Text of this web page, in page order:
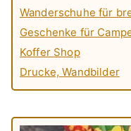
Wanderschuhe für
Geschenke für
Koffer Shop
Drucke, Wandbilder